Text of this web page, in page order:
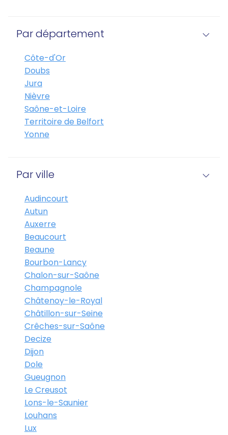
Par département
Côte-d'Or
Doubs
Jura
Nièvre
Saône-et-Loire
Territoire de Belfort
Yonne
Par ville
Audincourt
Autun
Auxerre
Beaucourt
Beaune
Bourbon-Lancy
Chalon-sur-Saône
Champagnole
Châtenoy-le-Royal
Châtillon-sur-Seine
Crêches-sur-Saône
Decize
Dijon
Dole
Gueugnon
Le Creusot
Lons-le-Saunier
Louhans
Lux